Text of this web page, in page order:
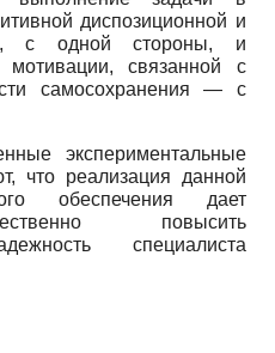
диспозиционной и
с одной стороны, и
мотивации, связанной с
самосохранения — с
экспериментальные
что реализация данной
обеспечения дает
повысить
специалиста